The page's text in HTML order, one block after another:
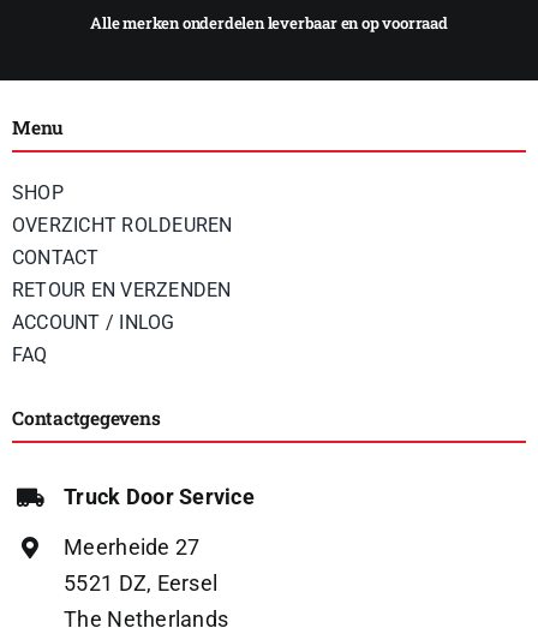
Menu
SHOP
OVERZICHT ROLDEUREN
CONTACT
RETOUR EN VERZENDEN
ACCOUNT / INLOG
FAQ
Contactgegevens
Truck Door Service
Meerheide 27
5521 DZ, Eersel
The Netherlands